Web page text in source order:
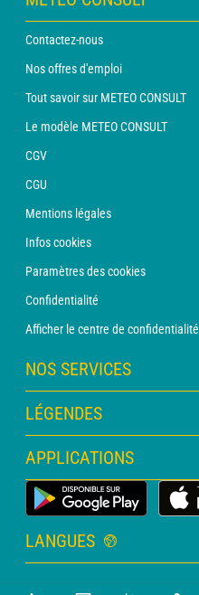
Contactez-nous
Nos offres d'emploi
Tout savoir sur METEO CONSULT
Le modèle METEO CONSULT
CGV
CGU
Mentions légales
Infos cookies
Paramètres des cookies
Confidentialité
Afficher le centre de confidentialité
NOS SERVICES
Abonnement METEO Xpert
Abonnement METEO PRO
Consultation avec un prévisionniste
Bulletin PRO
LÉGENDES
Légende des cartes
Légende des pictogrammes
Glossaire
APPLICATIONS
Application Météo Terrestre
LANGUES